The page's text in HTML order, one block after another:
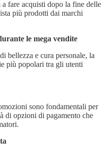
fare acquisti dopo la fine delle
più prodotti dai marchi
le mega vendite
bellezza e cura personale, la
più popolari tra gli utenti
sono fondamentali per
di opzioni di pagamento che